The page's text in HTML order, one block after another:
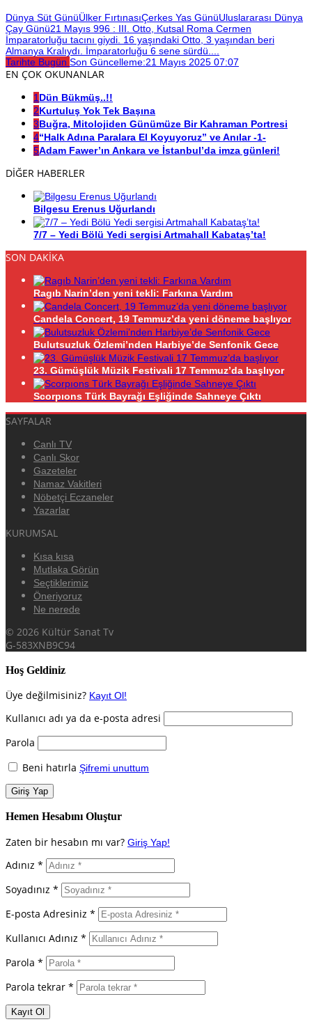
Dünya Süt GünüÜlker FırtınasıÇerkes Yas GünüUluslararası Dünya
Çay Günü21 Mayıs 996 : III. Otto, Kutsal Roma Cermen
İmparatorluğu tacını giydi. 16 yaşındaki Otto, 3 yaşından beri
Almanya Kralıydı. İmparatorluğu 6 sene sürdü....
Tarihte Bugün Son Güncelleme:21 Mayıs 2025 07:07
EN ÇOK OKUNANLAR
1Dün Bükmüş..!!
2Kurtuluş Yok Tek Başına
3Buğra, Mitolojiden Günümüze Bir Kahraman Portresi
4“Halk Adına Paralara El Koyuyoruz” ve Anılar -1-
5Adam Fawer’ın Ankara ve İstanbul’da imza günleri!
DİĞER HABERLER
Bilgesu Erenus Uğurlandı
7/7 – Yedi Bölü Yedi sergisi Artmahall Kabataş’ta!
SON DAKİKA
Ragıb Narin’den yeni tekli: Farkına Vardım
Candela Concert, 19 Temmuz’da yeni döneme başlıyor
Bulutsuzluk Özlemi’nden Harbiye’de Senfonik Gece
23. Gümüşlük Müzik Festivali 17 Temmuz’da başlıyor
Scorpıons Türk Bayrağı Eşliğinde Sahneye Çıktı
SAYFALAR
Canlı TV
Canlı Skor
Gazeteler
Namaz Vakitleri
Nöbetçi Eczaneler
Yazarlar
KURUMSAL
Kısa kısa
Mutlaka Görün
Seçtiklerimiz
Öneriyoruz
Ne nerede
© 2026 Kültür Sanat Tv
G-583XNB9C94
Hoş Geldiniz
Üye değilmisiniz? Kayıt Ol!
Kullanıcı adı ya da e-posta adresi
Parola
Beni hatırla Şifremi unuttum
Hemen Hesabını Oluştur
Zaten bir hesabın mı var? Giriş Yap!
Adınız *
Soyadınız *
E-posta Adresiniz *
Kullanıcı Adınız *
Parola *
Parola tekrar *